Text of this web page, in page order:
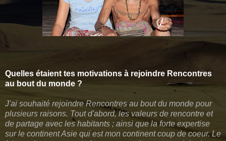
Quelles étaient tes motivations à rejoindre Rencontres
au bout du monde ?
J'ai souhaité rejoindre Rencontres au bout du monde pour
plusieurs raisons. Tout d'abord, les valeurs de rencontre et
de partage avec les habitants ; ainsi que la forte expertise
sur le continent Asie qui est mon continent coup de coeur. Le